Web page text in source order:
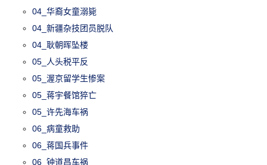
04_华裔女童溺毙
04_新疆杂技团员脱队
04_耿朝晖坠楼
05_人头税平反
05_渥京留学生惨案
05_蒋宇餐馆猝亡
05_许先海车祸
06_病童救助
06_蒋国兵事件
06_钟道昌车祸